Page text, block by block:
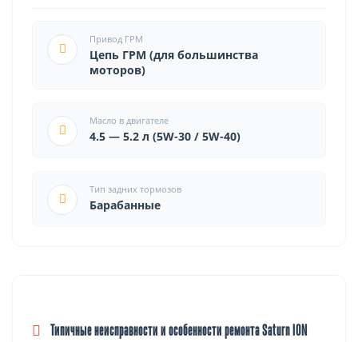
Привод ГРМ
Цепь ГРМ (для большинства
моторов)
Масло в двигателе
4.5 — 5.2 л (5W-30 / 5W-40)
Тип задних тормозов
Барабанные
Типичные неисправности и особенности ремонта Saturn ION